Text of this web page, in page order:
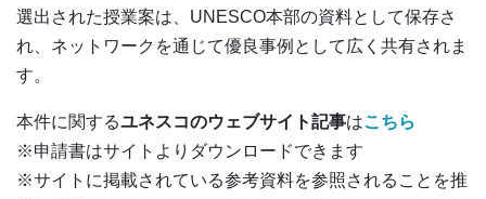
選出された授業案は、UNESCO本部の資料として保存さ
れ、ネットワークを通じて優良事例として広く共有されま
す。
本件に関するユネスコのウェブサイト記事はこちら
※申請書はサイトよりダウンロードできます
※サイトに掲載されている参考資料を参照されることを推